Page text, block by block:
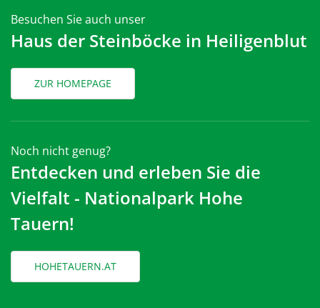
Besuchen Sie auch unser
Haus der Steinböcke in Heiligenblut
ZUR HOMEPAGE
Noch nicht genug?
Entdecken und erleben Sie die
Vielfalt - Nationalpark Hohe
Tauern!
HOHETAUERN.AT